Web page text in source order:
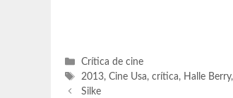
Categorías
Crítica de cine
Etiquetas
2013,Cine Usa,crítica, Halle Berry,
Silke